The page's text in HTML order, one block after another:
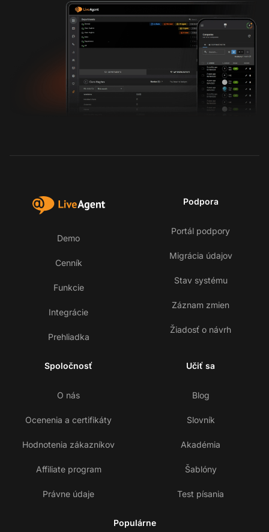
Demo
Cenník
Funkcie
Integrácie
Prehliadka
Podpora
Portál podpory
Migrácia údajov
Stav systému
Záznam zmien
Žiadosť o návrh
Spoločnosť
O nás
Ocenenia a certifikáty
Hodnotenia zákazníkov
Affiliate program
Právne údaje
Učiť sa
Blog
Slovník
Akadémia
Šablóny
Test písania
Populárne